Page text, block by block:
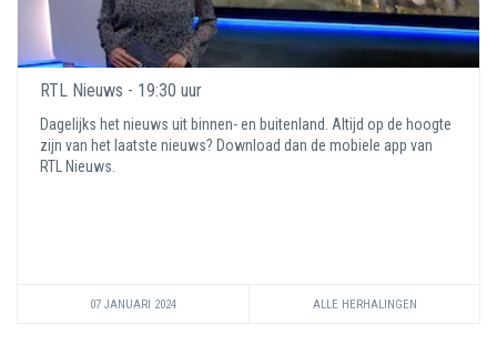
RTL Nieuws - 19:30 uur
Dagelijks het nieuws uit binnen- en buitenland. Altijd op de hoogte
zijn van het laatste nieuws? Download dan de mobiele app van
RTL Nieuws.
07 JANUARI 2024 ALLE HERHALINGEN